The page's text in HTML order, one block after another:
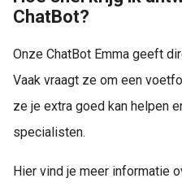
ChatBot?
Onze ChatBot Emma geeft
Vaak vraagt ze om een
ze je extra goed kan helpen
specialisten.
Hier vind je meer informatie